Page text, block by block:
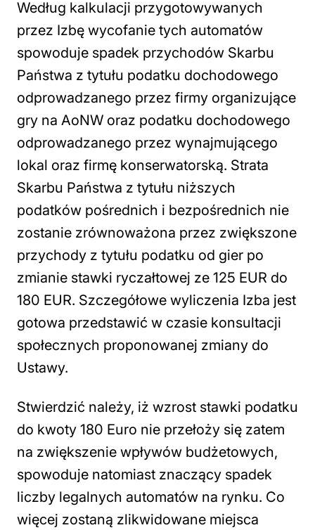
Według kalkulacji przygotowywanych
przez Izbę wycofanie tych automatów
spowoduje spadek przychodów Skarbu
Państwa z tytułu podatku dochodowego
odprowadzanego przez firmy organizujące
gry na AoNW oraz podatku dochodowego
odprowadzanego przez wynajmującego
lokal oraz firmę konserwatorską. Strata
Skarbu Państwa z tytułu niższych
podatków pośrednich i bezpośrednich nie
zostanie zrównoważona przez zwiększone
przychody z tytułu podatku od gier po
zmianie stawki ryczałtowej ze 125 EUR do
180 EUR. Szczegółowe wyliczenia Izba jest
gotowa przedstawić w czasie konsultacji
społecznych proponowanej zmiany do
Ustawy.
Stwierdzić należy, iż wzrost stawki podatku
do kwoty 180 Euro nie przełoży się zatem
na zwiększenie wpływów budżetowych,
spowoduje natomiast znaczący spadek
liczby legalnych automatów na rynku. Co
więcej zostaną zlikwidowane miejsca